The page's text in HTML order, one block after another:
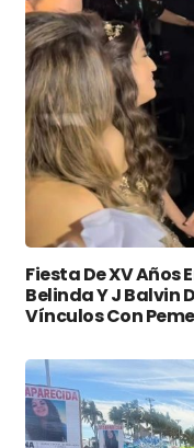
Fiesta De XV
Belinda Y J Balvin
Vínculos Con